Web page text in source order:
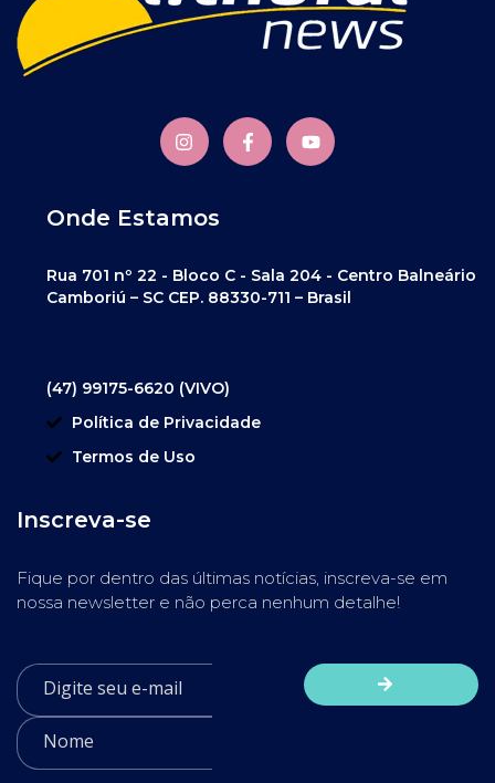
Onde Estamos
Rua 701 nº 22 - Bloco C - Sala 204 - Centro Balneário
Camboriú – SC CEP. 88330-711 – Brasil
(47) 99175-6620 (VIVO)
Política de Privacidade
Termos de Uso
Inscreva-se
Fique por dentro das últimas notícias, inscreva-se em
nossa newsletter e não perca nenhum detalhe!